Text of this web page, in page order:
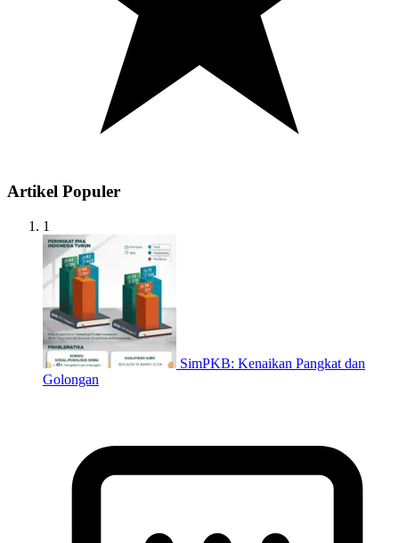
Artikel Populer
1
SimPKB: Kenaikan Pangkat dan
Golongan